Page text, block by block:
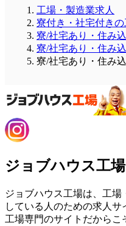
工場・製造業求人
寮付き・社宅付き
寮/社宅あり・住み
寮/社宅あり・住み
寮/社宅あり・住み
ジョブハウス工
ジョブハウス工場は、工
している人のための求人サ
工場専門のサイトだから